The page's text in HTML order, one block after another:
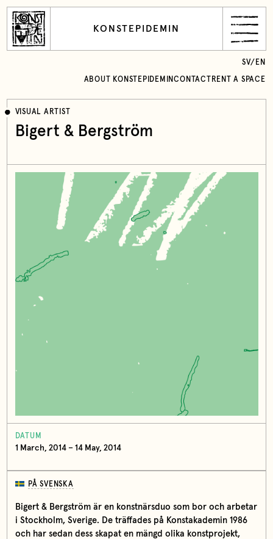
KONSTEPIDEMIN
ABOUT KONSTEPIDEMINCONTACT RENT A SPACE
SV/ EN
VISUAL ARTIST
Bigert & Bergström
DATUM
1 March, 2014 – 14 May, 2014
PÅ SVENSKA
Bigert & Bergström är en konstnärsduo som bor och arbetar
i Stockholm, Sverige. De träffades på Konstakademin 1986
och har sedan dess skapat en mängd olika konstprojekt,